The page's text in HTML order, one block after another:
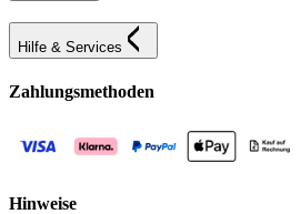
Hilfe & Services
Zahlungsmethoden
Hinweise